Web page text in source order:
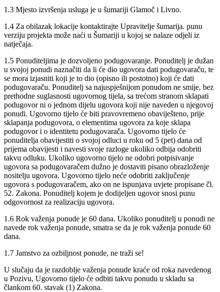
1.3 Mjesto izvršenja usluga je u šumariji Glamoč i Livno.
1.4 Za obilazak lokacije kontaktirajte Upravitelje šumarija. punu
verziju projekta može naći u Šumariji u kojoj se nalaze odjeli iz
natječaja.
1.5 Ponuditeljima je dozvoljeno podugovaranje. Ponuditelj je dužan
u svojoj ponudi naznačiti da li će dio ugovora dati podugovaraču, te
se mora izjasniti koji je to dio (opisno ili postotno) koji će dati
podugovaraču. Ponuditelj sa najuspješnijom ponudom ne smije, bez
prethodne suglasnosti ugovornog tijela, sa trećom stranom sklapati
podugovor ni o jednom dijelu ugovora koji nije naveden u njegovoj
ponudi. Ugovorno tijelo će biti pravovremeno obaviješteno, prije
sklapanja podugovora, o elementima ugovora za koje sklapa
podugovor i o identitetu podugovarača. Ugovorno tijelo će
ponuditelja obavijestiti o svojoj odluci u roku od 5 (pet) dana od
prijema obavijesti i navesti svoje razloge ukoliko odbija odobriti
takvu odluku. Ukoliko ugovorno tijelo ne odobri potpisivanje
ugovora sa podugovaračem dužno je dostaviti pisano obrazloženje
nositelju ugovora. Ugovorno tijelo neće odobriti zaključenje
ugovora s podugovaračem, ako on ne ispunjava uvjete propisane čl.
52. Zakona. Ponuditelj kojem je dodijeljen ugovor snosi punu
odgovornost za realizaciju ugovora.
1.6 Rok važenja ponude je 60 dana. Ukoliko ponuditelj u ponudi ne
navede rok važenja ponude, smatra se da je rok važenja ponude 60
dana.
1.7 Jamstvo za ozbiljnost ponude, ne traži se!
U slučaju da je razdoblje važenja ponude kraće od roka navedenog
u Pozivu, Ugovorno tijelo će odbiti takvu ponudu u skladu sa
člankom 60. stavak (1) Zakona.